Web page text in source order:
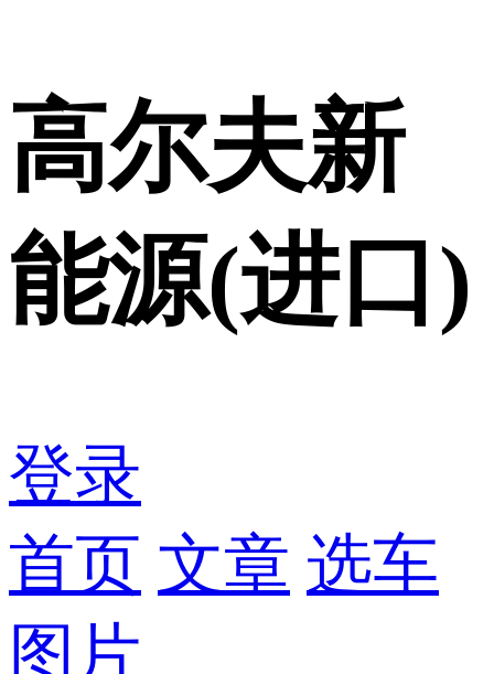
高尔夫新
能源(进口)
登录
首页 文章 选车
图片